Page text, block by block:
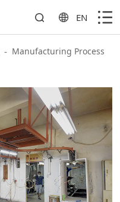
EN
- Manufacturing Process